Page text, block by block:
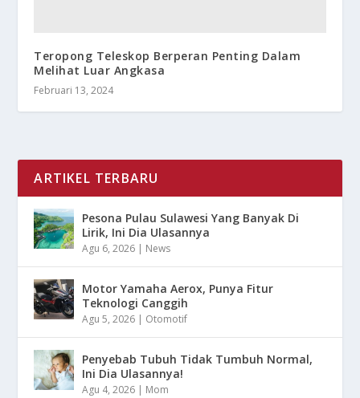
Teropong Teleskop Berperan Penting Dalam
Melihat Luar Angkasa
Februari 13, 2024
ARTIKEL TERBARU
Pesona Pulau Sulawesi Yang Banyak Di
Lirik, Ini Dia Ulasannya
Agu 6, 2026 | News
Motor Yamaha Aerox, Punya Fitur
Teknologi Canggih
Agu 5, 2026 | Otomotif
Penyebab Tubuh Tidak Tumbuh Normal,
Ini Dia Ulasannya!
Agu 4, 2026 | Mom